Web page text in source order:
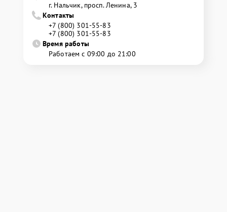
г. Нальчик, просп. Ленина, 3
Контакты
+7 (800) 301-55-83
+7 (800) 301-55-83
Время работы
Работаем с 09:00 до 21:00